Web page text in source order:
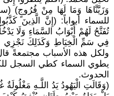
للسماء أبواباً: (إِنَّ الَّذِينَ
تُفَتَّحُ لَهُمْ أَبْوَابُ السَّمَاءِ وَلَا
ولكل هذه الأسباب مجتمعةً
يطوي السماء كطي السجل
الحدوث.
(وَقَالَتِ الْيَهُودُ يَدُ اللَّـهِ مَغْلُولَةٌ